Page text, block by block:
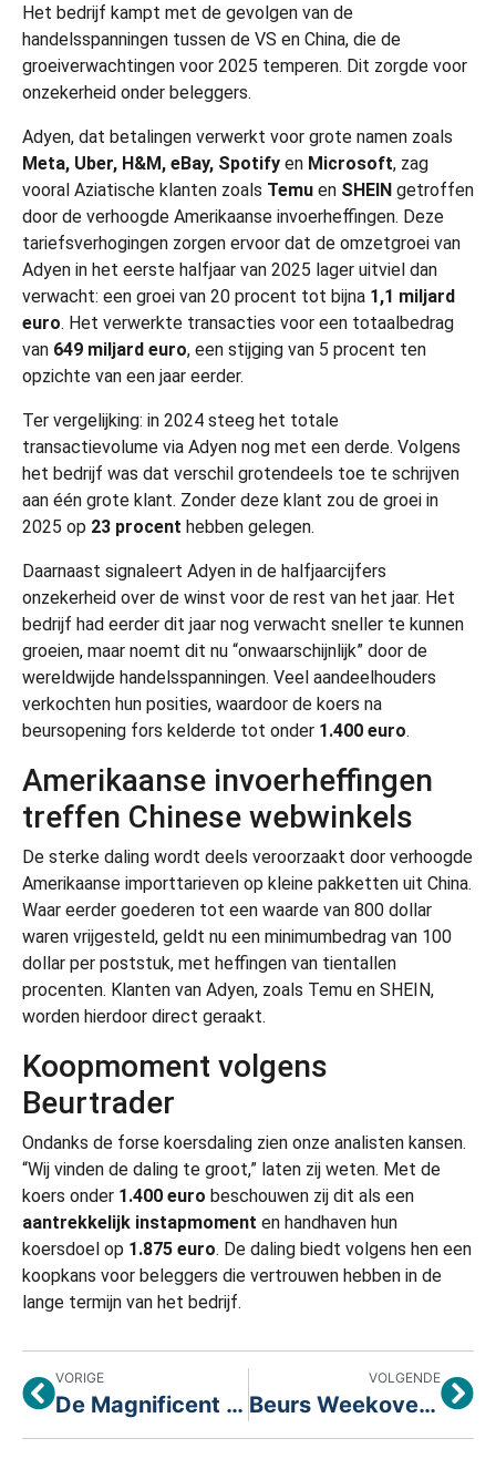
Het bedrijf kampt met de gevolgen van de
handelsspanningen tussen de VS en China, die de
groeiverwachtingen voor 2025 temperen. Dit zorgde voor
onzekerheid onder beleggers.
Adyen, dat betalingen verwerkt voor grote namen zoals
Meta, Uber, H&M, eBay, Spotify en Microsoft, zag
vooral Aziatische klanten zoals Temu en SHEIN getroffen
door de verhoogde Amerikaanse invoerheffingen. Deze
tariefsverhogingen zorgen ervoor dat de omzetgroei van
Adyen in het eerste halfjaar van 2025 lager uitviel dan
verwacht: een groei van 20 procent tot bijna 1,1 miljard
euro. Het verwerkte transacties voor een totaalbedrag
van 649 miljard euro, een stijging van 5 procent ten
opzichte van een jaar eerder.
Ter vergelijking: in 2024 steeg het totale
transactievolume via Adyen nog met een derde. Volgens
het bedrijf was dat verschil grotendeels toe te schrijven
aan één grote klant. Zonder deze klant zou de groei in
2025 op 23 procent hebben gelegen.
Daarnaast signaleert Adyen in de halfjaarcijfers
onzekerheid over de winst voor de rest van het jaar. Het
bedrijf had eerder dit jaar nog verwacht sneller te kunnen
groeien, maar noemt dit nu “onwaarschijnlijk” door de
wereldwijde handelsspanningen. Veel aandeelhouders
verkochten hun posities, waardoor de koers na
beursopening fors kelderde tot onder 1.400 euro.
Amerikaanse invoerheffingen
treffen Chinese webwinkels
De sterke daling wordt deels veroorzaakt door verhoogde
Amerikaanse importtarieven op kleine pakketten uit China.
Waar eerder goederen tot een waarde van 800 dollar
waren vrijgesteld, geldt nu een minimumbedrag van 100
dollar per poststuk, met heffingen van tientallen
procenten. Klanten van Adyen, zoals Temu en SHEIN,
worden hierdoor direct geraakt.
Koopmoment volgens
Beurtrader
Ondanks de forse koersdaling zien onze analisten kansen.
“Wij vinden de daling te groot,” laten zij weten. Met de
koers onder 1.400 euro beschouwen zij dit als een
aantrekkelijk instapmoment en handhaven hun
koersdoel op 1.875 euro. De daling biedt volgens hen een
koopkans voor beleggers die vertrouwen hebben in de
lange termijn van het bedrijf.
VORIGE
De Magnificent 7 rapportage: De AI-topspelers en de cyclusverliezers!
VOLGENDE
Beurs Weekoverzicht: Adyen Onder Druk, Prosus Stijgt